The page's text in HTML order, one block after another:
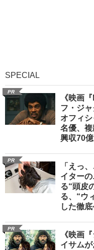
SPECIAL
PR
《映画
フ・ジ
オフィ
名優、
興収70億
PR
「えっ
イター
る“頭皮
る、“ウ
した徹
PR
《映画
イサムが